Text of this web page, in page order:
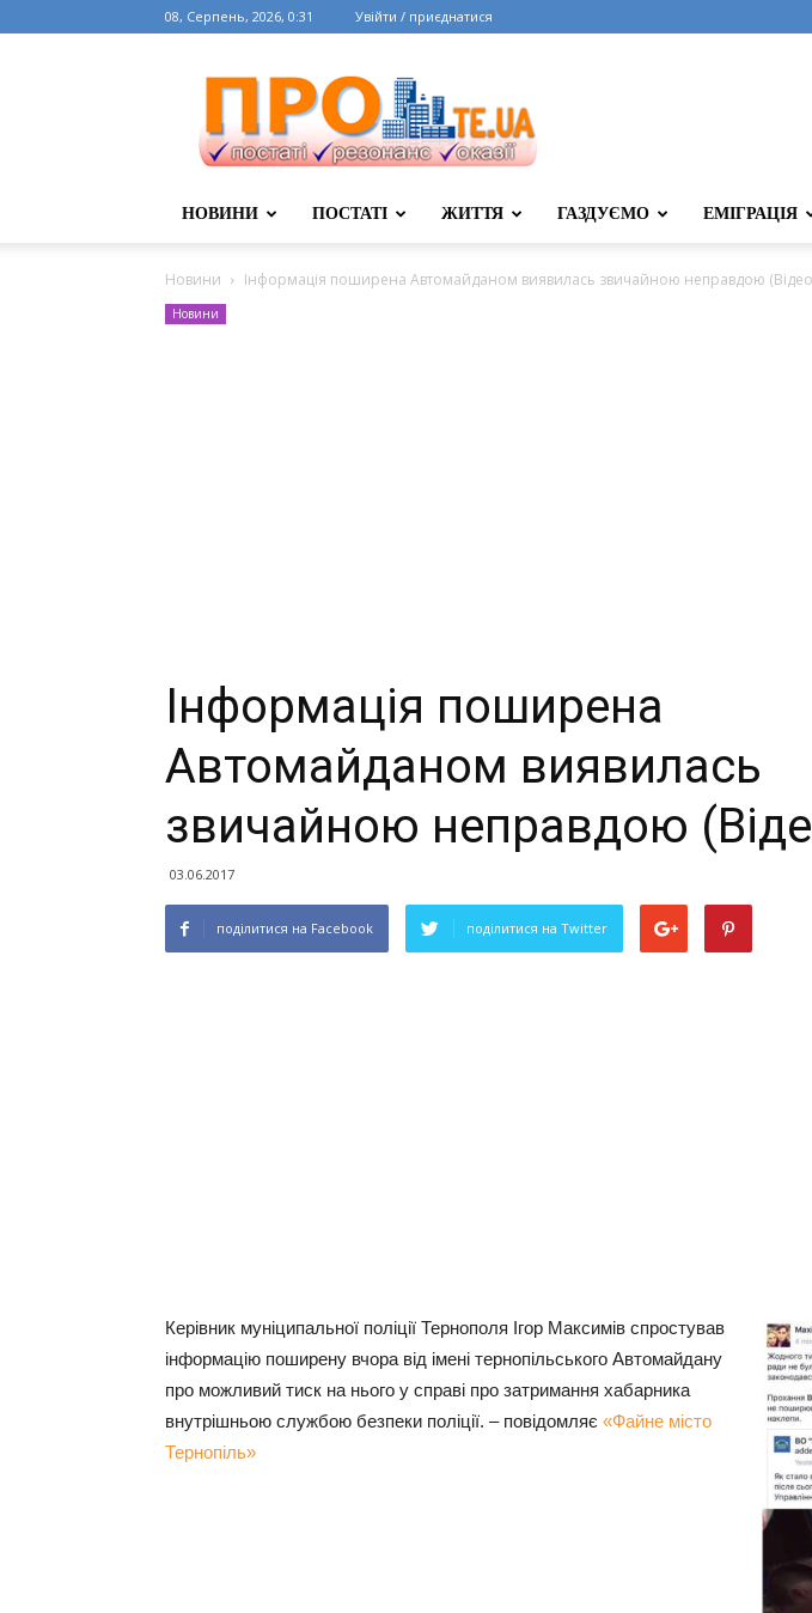
08, Серпень, 2026, 0:31 Увійти / приєднатися
НОВИНИ ПОСТАТІ ЖИТТЯ ГАЗДУЄМО ЕМІГРАЦІЯ
Новини Інформація поширена Автомайданом виявилась звичайною неправдою
Новини
Інформація поширена
Автомайданом виявилась
звичайною неправдою
03.06.2017
поділитися на Facebook поділитися на Twitter
Керівник муніципальної поліції Тернополя Ігор Максимів спростував
інформацію поширену вчора від імені тернопільського Автомайдану
про можливий тиск на нього у справі про затримання хабарника
внутрішньою службою безпеки поліції. – повідомляє «Файне місто
Тернопіль»